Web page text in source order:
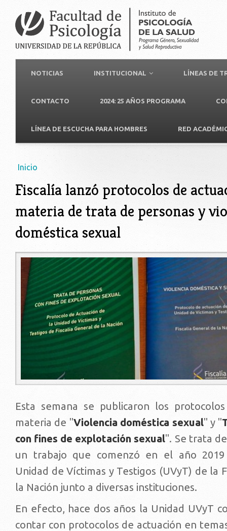
NOTICIAS INSTITUCIONAL LÍNEAS DE
CONTACTO 2024: 25 AÑOS PROGRAMA
LÍNEA DE ESCUCHA PARA HOMBRES RED
Usted está aquí
Inicio
Fiscalía lanzó protocolos de
materia de trata de personas y
doméstica sexual
protocolos_de_actuacion.png
Esta semana se publicaron los
materia de "Violencia doméstica sexual" y "
con fines de explotación sexual". Se trata
un trabajo que comenzó en el año
Unidad de Víctimas y Testigos (UVyT) de la
la Nación junto a diversas instituciones.
En efecto, hace dos años la Unidad UVyT
contar con protocolos de actuación en